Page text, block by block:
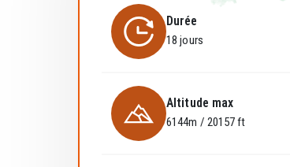
Durée
18 jours
Altitude max
6144m / 20157 ft